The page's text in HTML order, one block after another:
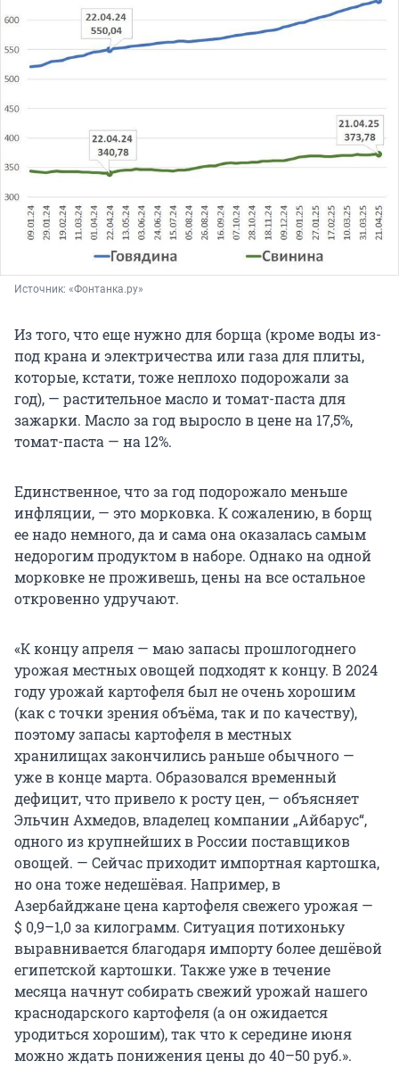
Источник: «Фонтанка.ру»
Из того, что еще нужно для борща (кроме воды из-
под крана и электричества или газа для плиты,
которые, кстати, тоже неплохо подорожали за
год), — растительное масло и томат-паста для
зажарки. Масло за год выросло в цене на 17,5%,
томат-паста — на 12%.
Единственное, что за год подорожало меньше
инфляции, — это морковка. К сожалению, в борщ
ее надо немного, да и сама она оказалась самым
недорогим продуктом в наборе. Однако на одной
морковке не проживешь, цены на все остальное
откровенно удручают.
«К концу апреля — маю запасы прошлогоднего
урожая местных овощей подходят к концу. В 2024
году урожай картофеля был не очень хорошим
(как с точки зрения объёма, так и по качеству),
поэтому запасы картофеля в местных
хранилищах закончились раньше обычного —
уже в конце марта. Образовался временный
дефицит, что привело к росту цен, — объясняет
Эльчин Ахмедов, владелец компании „Айбарус“,
одного из крупнейших в России поставщиков
овощей. — Сейчас приходит импортная картошка,
но она тоже недешёвая. Например, в
Азербайджане цена картофеля свежего урожая —
$ 0,9–1,0 за килограмм. Ситуация потихоньку
выравнивается благодаря импорту более дешёвой
египетской картошки. Также уже в течение
месяца начнут собирать свежий урожай нашего
краснодарского картофеля (а он ожидается
уродиться хорошим), так что к середине июня
можно ждать понижения цены до 40–50 руб.».